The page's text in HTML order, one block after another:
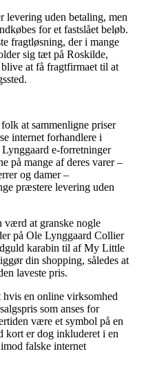
levering uden betaling, men
for et fastslået beløb.
fragtløsning, der i mange
sig tæt på Roskilde,
at få fragtfirmaet til at
at sammenligne priser
internet forhandlere i
e-forretninger
på mange af deres varer –
og damer –
præstere levering uden
værd at granske nogle
på Ole Lynggaard Collier
karabin til af My Little
din shopping, således at
laveste pris.
en online virksomhed
som anses for
være et symbol på en
kort er dog inkluderet i en
falske internet